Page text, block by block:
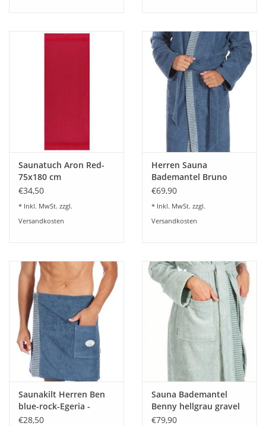
Saunatuch Aron Red-
75x180 cm
€34,50
* Inkl. MwSt. zzgl.
Versandkosten
Herren Sauna
Bademantel Bruno
blue-rock
€69,90
* Inkl. MwSt. zzgl.
Versandkosten
Saunakilt Herren Ben
blue-rock-Egeria -
€28,50
Sauna Bademantel
Benny hellgrau gravel
21
€79,90